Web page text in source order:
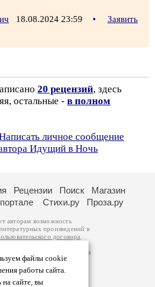
18.08.2024 23:59 •
Заявить
20 рецензий, здесь
остальные - в полном
личное сообщение
Идущий в Ночь
файлы cookie
работы сайта.
на сайте, вы
Рецензии Поиск
Магазин
Стихи.ру Проза.ру
авторам возможность
произведений в
договора
принадлежат авторам
произведений возможна
которому вы можете
Ответственность за
самостоятельно на
изаконодательства